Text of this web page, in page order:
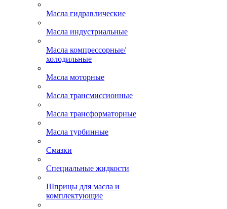
Масла гидравлические
Масла индустриальные
Масла компрессорные/
холодильные
Масла моторные
Масла трансмиссионные
Масла трансформаторные
Масла турбинные
Смазки
Специальные жидкости
Шприцы для масла и
комплектующие